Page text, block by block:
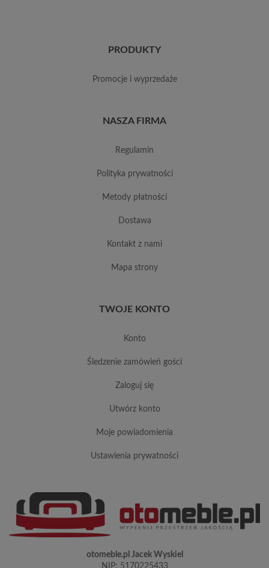
PRODUKTY
promocje i wyprzedaże
NASZA FIRMA
regulamin
polityka prywatności
metody płatności
dostawa
kontakt z nami
mapa strony
TWOJE KONTO
konto
śledzenie zamówień gości
zaloguj się
utwórz konto
moje powiadomienia
ustawienia prywatności
otomeble.pl Jacek Wyskiel
NIP: 5170225433